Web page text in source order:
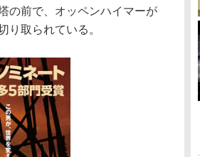
の前で、オッペンハイマーが
り取られている。